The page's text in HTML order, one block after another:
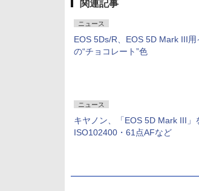
関連記事
ニュース
EOS 5Ds/R、EOS 5D Mark III
の“チョコレート”色
ニュース
キヤノン、「EOS 5D Mark III」
ISO102400・61点AFなど